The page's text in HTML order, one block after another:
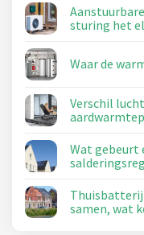
sturing het
Waar de
Verschil
Wat gebeurt
samen, wat